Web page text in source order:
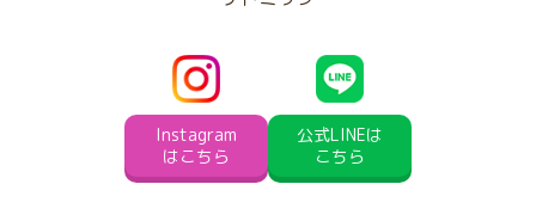
Instagram
はこちら
公式LINEは
こちら